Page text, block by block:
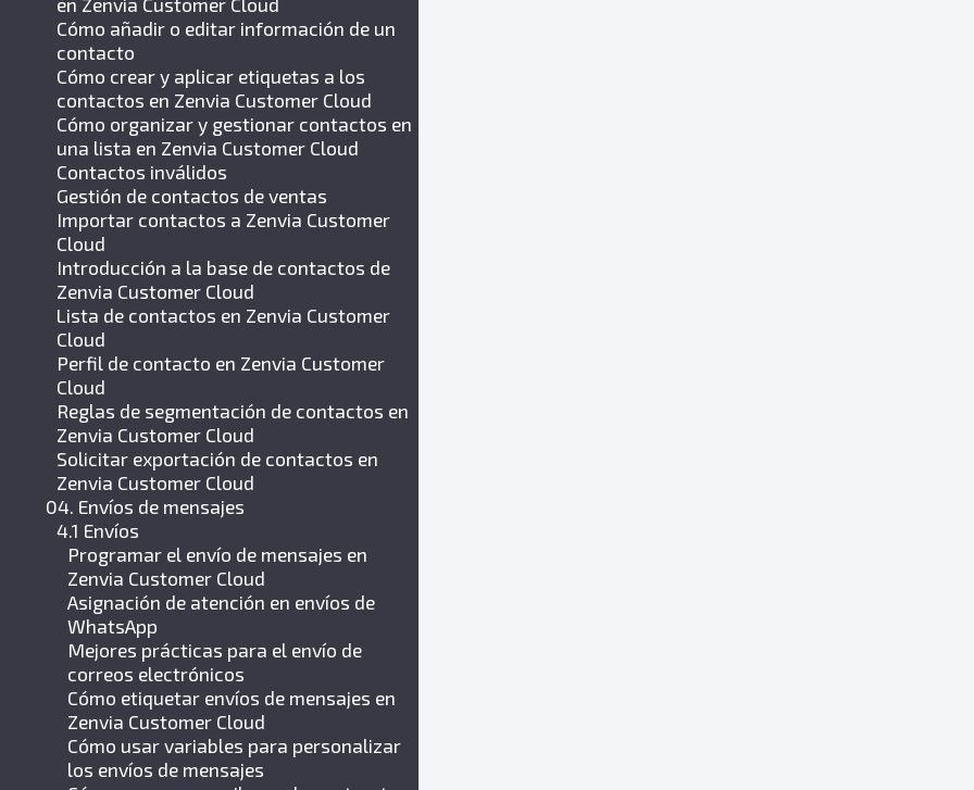
Cómo añadir o editar información de un
contacto
Cómo crear y aplicar etiquetas a los
contactos en Zenvia Customer Cloud
Cómo organizar y gestionar contactos en
una lista en Zenvia Customer Cloud
Contactos inválidos
Gestión de contactos de ventas
Importar contactos a Zenvia Customer
Cloud
Introducción a la base de contactos de
Zenvia Customer Cloud
Lista de contactos en Zenvia Customer
Cloud
Perfil de contacto en Zenvia Customer
Cloud
Reglas de segmentación de contactos en
Zenvia Customer Cloud
Solicitar exportación de contactos en
Zenvia Customer Cloud
04. Envíos de mensajes
4.1 Envíos
Programar el envío de mensajes en
Zenvia Customer Cloud
Asignación de atención en envíos de
WhatsApp
Mejores prácticas para el envío de
correos electrónicos
Cómo etiquetar envíos de mensajes en
Zenvia Customer Cloud
Cómo usar variables para personalizar
los envíos de mensajes